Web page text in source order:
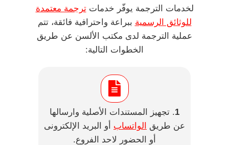
لخدمات الترجمة يوفّر خدماتترجمة معتمدة
للوثائق الرسمية ببراعة واحترافية فائقة، تتم
عملية الترجمة لدى مكتب الألسن عن طريق
الخطوات التالية:
1. تجهيز المستندات الأصلية وارسالها
عن طريق
الواتساب أو البريد الإلكترونى
أو الحضور لاحد الفروع.